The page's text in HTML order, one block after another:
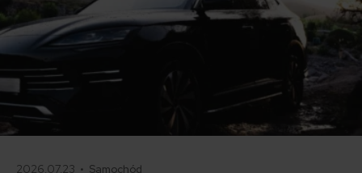
2026.07.23 • Samochód